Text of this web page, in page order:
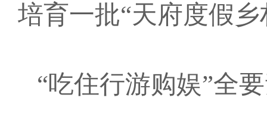
培育一批“天府度假
“吃住行游购娱”全